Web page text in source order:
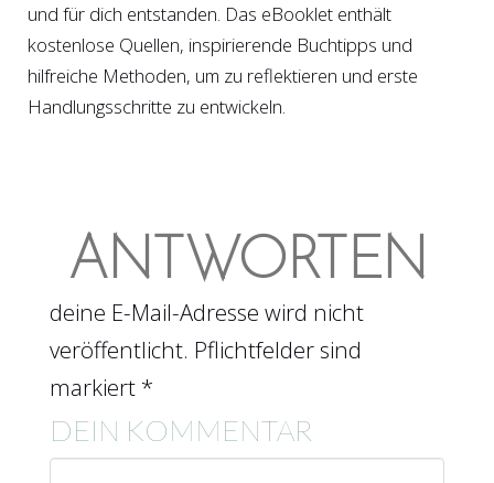
und für dich entstanden. Das eBooklet enthält
kostenlose Quellen, inspirierende Buchtipps und
hilfreiche Methoden, um zu reflektieren und erste
Handlungsschritte zu entwickeln.
ANTWORTEN
deine E-Mail-Adresse wird nicht
veröffentlicht. Pflichtfelder sind
markiert *
DEIN KOMMENTAR